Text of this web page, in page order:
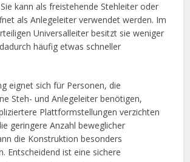
kann als freistehende Stehleiter oder
als Anlegeleiter verwendet werden. Im
Universalleiter besitzt sie weniger
häufig etwas schneller
eignet sich für Personen, die
Steh- und Anlegeleiter benötigen,
Plattformstellungen verzichten
geringere Anzahl beweglicher
die Konstruktion besonders
Entscheidend ist eine sichere